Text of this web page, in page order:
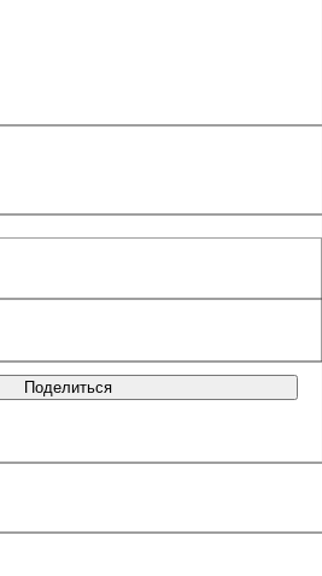
Поделиться